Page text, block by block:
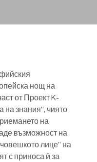
нощ на
от Проект K-
на знания”, чиято
на
възможност на
лице” на
с приноса й за